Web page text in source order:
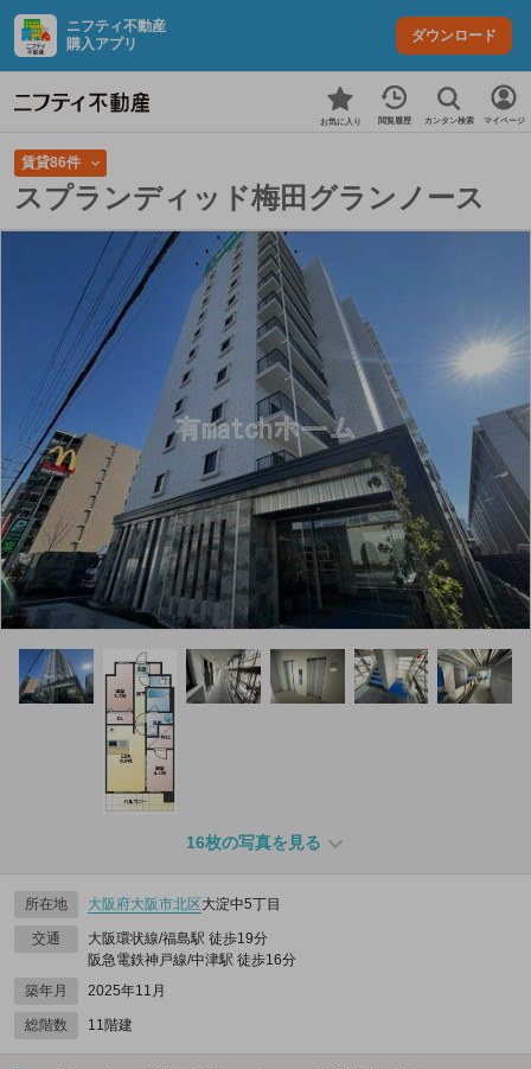
ニフティ不動産
購入アプリ
ダウンロード
お気に入り 閲覧履歴 カンタン検索 マイページ
賃貸86件
スプランディッド梅田グランノース
16枚の写真を見る
所在地 大阪府大阪市北区大淀中5丁目
交通
大阪環状線/福島駅 徒歩19分
阪急電鉄神戸線/中津駅 徒歩16分
築年月
2025年11月
総階数 11階建